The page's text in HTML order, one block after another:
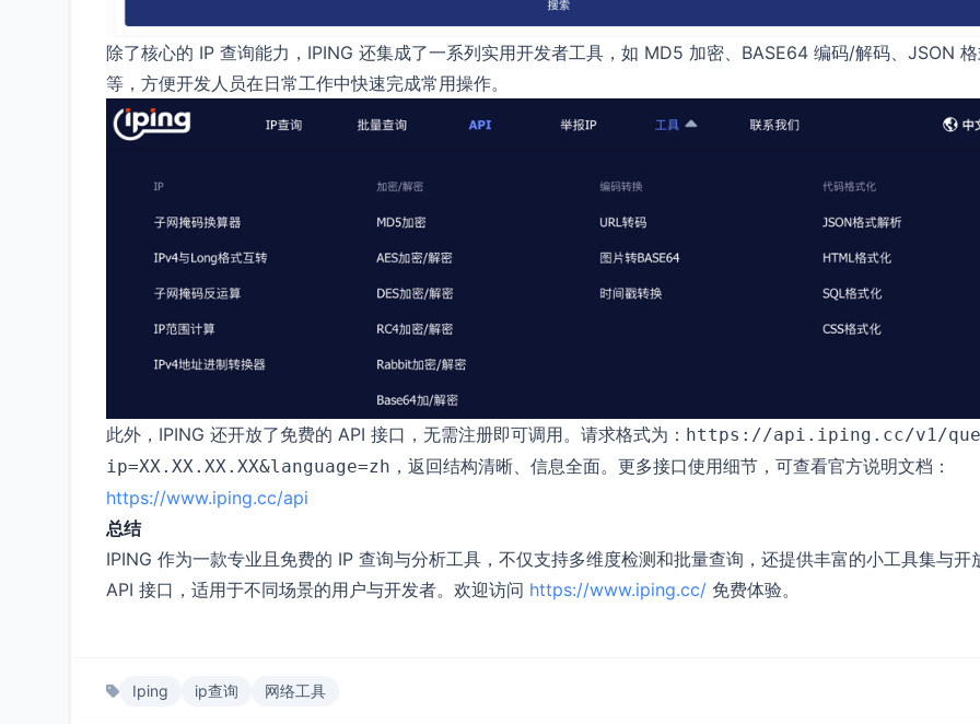
除了核心的 IP 查询能力，IPING 还集成了一系列实用开发者工具，如 MD5 加密、BASE64 编码/解码、JSON
等，方便开发人员在日常工作中快速完成常用操作。
此外，IPING 还开放了免费的 API 接口，无需注册即可调用。请求格式为： https://api.iping.cc/v1/
ip=XX.XX.XX.XX&language=zh ，返回结构清晰、信息全面。更多接口使用细节，可查看官方说明文档：
https://www.iping.cc/api
总结
IPING 作为一款专业且免费的 IP 查询与分析工具，不仅支持多维度检测和批量查询，还提供丰富的小工具集与开
API 接口，适用于不同场景的用户与开发者。欢迎访问 https://www.iping.cc/ 免费体验。
Iping ip查询 网络工具